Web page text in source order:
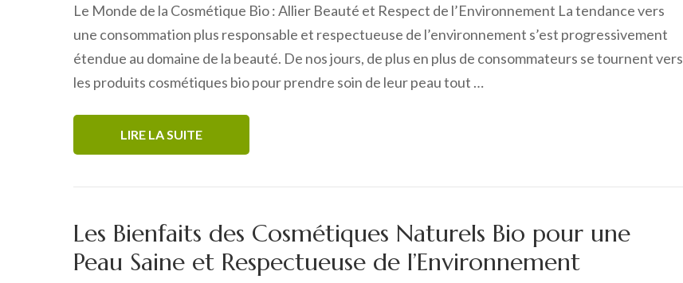
Le Monde de la Cosmétique Bio : Allier Beauté et Respect de l’Environnement La tendance vers
une consommation plus responsable et respectueuse de l’environnement s’est progressivement
étendue au domaine de la beauté. De nos jours, de plus en plus de consommateurs se tournent vers
les produits cosmétiques bio pour prendre soin de leur peau tout …
LIRE LA SUITE
Les Bienfaits des Cosmétiques Naturels Bio pour une
Peau Saine et Respectueuse de l’Environnement